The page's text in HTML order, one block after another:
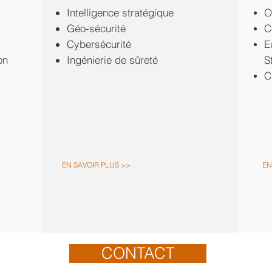
Intelligence stratégique
Géo-sécurité
Cybersécurité
Ingénierie de sûreté
EN SAVOIR PLUS >>
CONTACT